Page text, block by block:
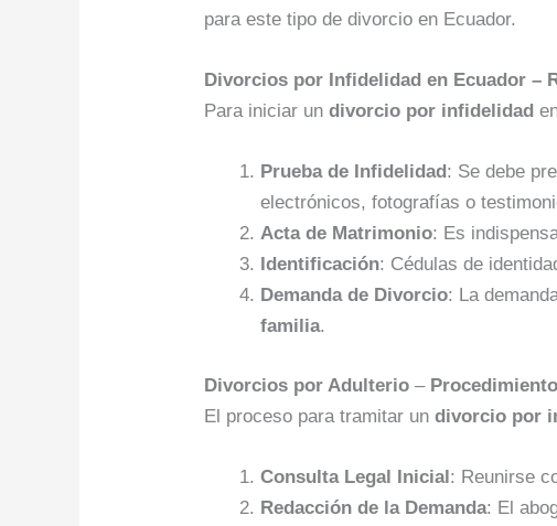
para este tipo de divorcio en Ecuador.
Divorcios por Infidelidad en Ecuador –
Para iniciar undivorcio por infidelidad
Prueba de Infidelidad: Se debe
electrónicos, fotografías o
Acta de Matrimonio: Es
Identificación: Cédulas de
Demanda de Divorcio: La
familia.
Divorcios por Adulterio – Procedimiento
El proceso para tramitar undivorcio por
Consulta Legal Inicial: Reunirse
Redacción de la Demanda: El